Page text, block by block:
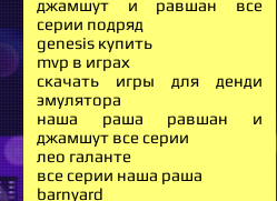
джамшут и равшан все
серии подряд
genesis купить
mvp в играх
скачать игры для денди
эмулятора
наша раша равшан и
джамшут все серии
лео галанте
все серии наша раша
barnyard